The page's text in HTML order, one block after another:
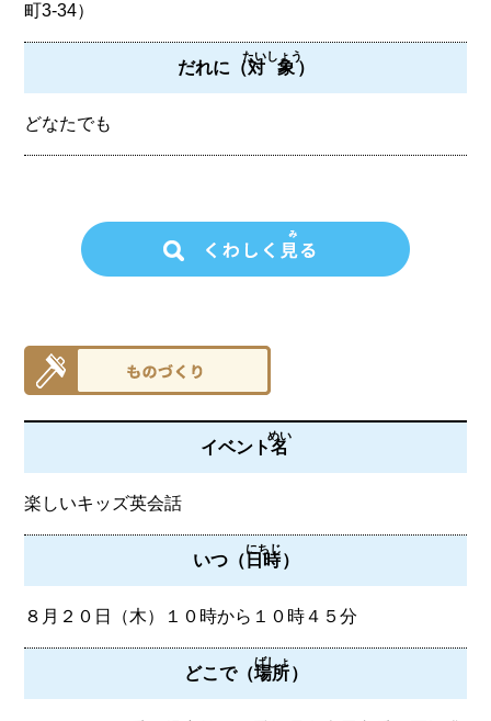
町3-34）
だれに（対象
たいしょう
）
どなたでも
イベント名
めい
楽しいキッズ英会話
いつ（日時
にちじ
）
８月２０日（木）１０時から１０時４５分
どこで（場所
ばしょ
）